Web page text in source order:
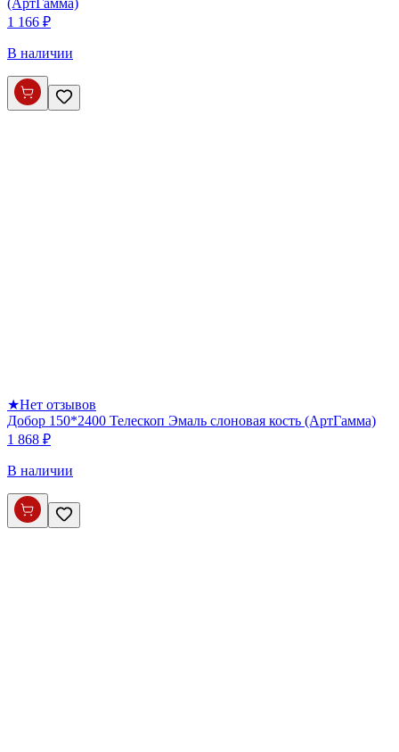
(АртГамма)
1 166 ₽
В наличии
★Нет отзывов
Добор 150*2400 Телескоп Эмаль слоновая кость (АртГамма)
1 868 ₽
В наличии